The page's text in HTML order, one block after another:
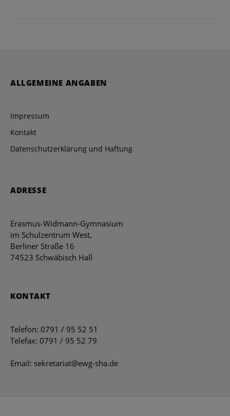
ALLGEMEINE ANGABEN
Impressum
Kontakt
Datenschutzerklärung und Haftung
ADRESSE
Erasmus-Widmann-Gymnasium
im Schulzentrum West,
Berliner Straße 16
74523 Schwäbisch Hall
KONTAKT
Telefon: 0791 / 95 52 51
Telefax: 0791 / 95 52 79
Email: sekretariat@ewg-sha.de